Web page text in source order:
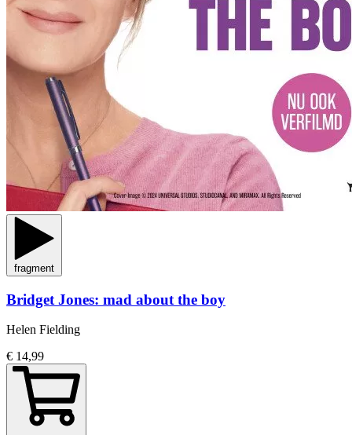
fragment
Bridget Jones: mad about the boy
Helen Fielding
€ 14,99